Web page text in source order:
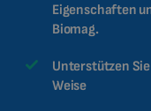
Eigenschaften
Biomag.
Unterstützen
Weise